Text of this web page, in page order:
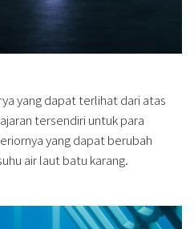
yang dapat terlihat dari atas
tersendiri untuk para
yang dapat berubah
air laut batu karang.